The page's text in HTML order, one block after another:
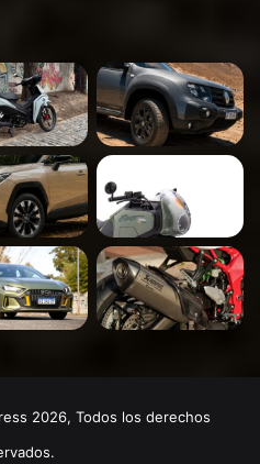
2026, Todos los derechos